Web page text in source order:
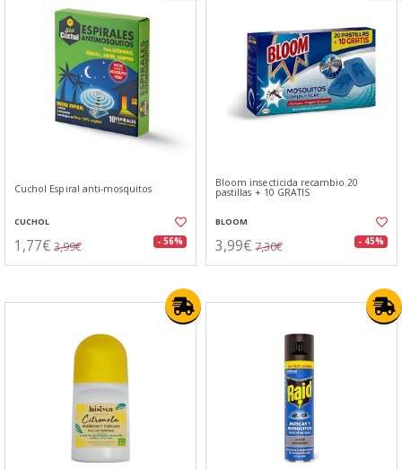
Cuchol Espiral anti-mosquitos
CUCHOL
1,77€ 3,99€ - 56%
Bloom insecticida recambio 20
pastillas + 10 GRATIS
BLOOM
3,99€ 7,30€ - 45%